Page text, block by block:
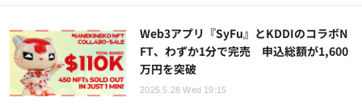
Web3アプリ『SyFu』とKDDIのコラボN
FT、わずか1分で完売 申込総額が1,600
万円を突破
2025.5.28 Wed 19:15